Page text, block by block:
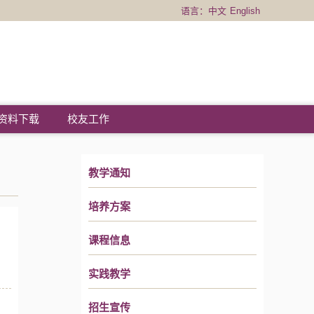
语言： 中文 English
料下载 校友工作
教学通知
培养方案
课程信息
实践教学
招生宣传